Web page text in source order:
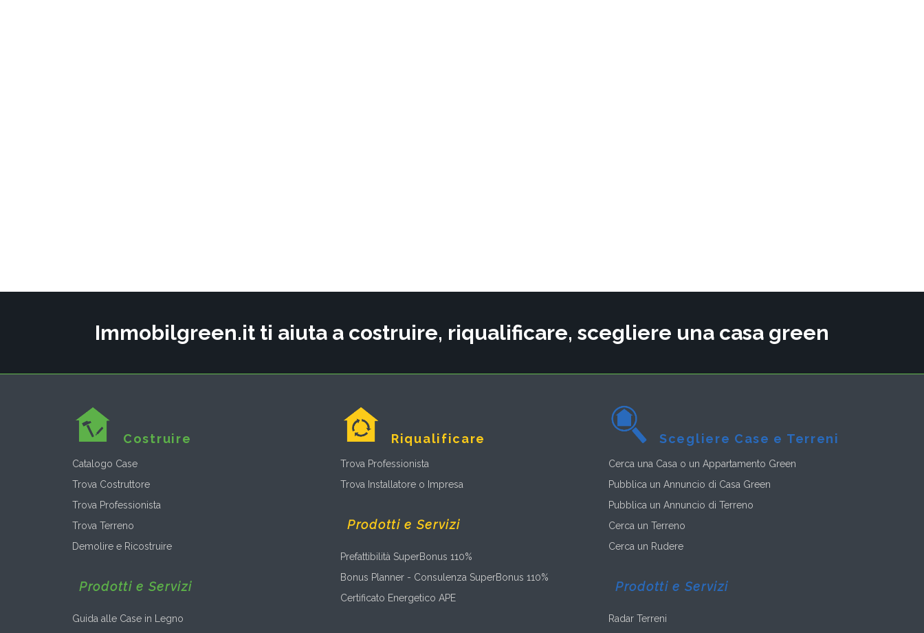
Immobilgreen.it ti aiuta a costruire, riqualificare, scegliere una casa green
Costruire
Catalogo Case
Trova Costruttore
Trova Professionista
Trova Terreno
Demolire e Ricostruire
Prodotti e Servizi
Guida alle Case in Legno
Riqualificare
Trova Professionista
Trova Installatore o Impresa
Prodotti e Servizi
Prefattibilità SuperBonus 110%
Bonus Planner - Consulenza SuperBonus 110%
Certificato Energetico APE
Scegliere Case e Terreni
Cerca una Casa o un Appartamento Green
Pubblica un Annuncio di Casa Green
Pubblica un Annuncio di Terreno
Cerca un Terreno
Cerca un Rudere
Prodotti e Servizi
Radar Terreni